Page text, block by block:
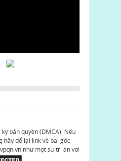
bản quyền (DMCA). Nếu
hãy để lại link về bài gốc
như một sự tri ân với